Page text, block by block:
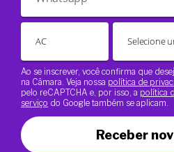
Ao se inscrever, você confirma que
na Câmara. Veja nossa política de
pelo reCAPTCHA e, por isso, a política
serviço do Google também se aplicam.
Receber